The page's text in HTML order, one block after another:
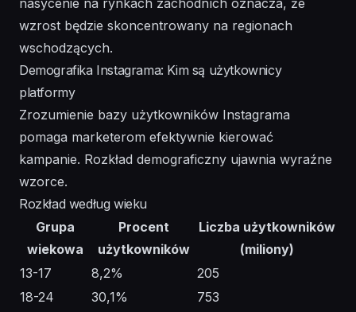
nasycenie na rynkach zachodních oznacza, że
wzrost będzie skoncentrowany na regionach
wschodzących.
Demografika Instagrama: Kim są użytkownicy
platformy
Zrozumienie bazy użytkowników Instagrama
pomaga marketerom efektywnie kierować
kampanie. Rozkład demograficzny ujawnia wyraźne
wzorce.
Rozkład według wieku
Grupa
wiekowa
Procent
użytkowników
Liczba użytkowników
(miliony)
13-17
8,2%
205
18-24
30,1%
753